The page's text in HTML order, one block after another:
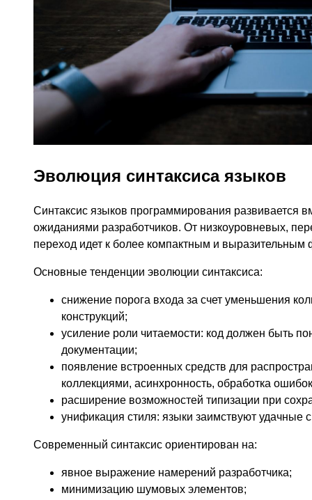
Эволюция синтаксиса языков
Синтаксис языков программирования развивается
ожиданиями разработчиков. От низкоуровневых,
переход идет к более компактным и
Основные тенденции эволюции синтаксиса:
снижение порога входа за счет уменьшения
конструкций;
усиление роли читаемости: код должен быть
документации;
появление встроенных средств для
коллекциями, асинхронность, обработка
расширение возможностей типизации при
унификация стиля: языки заимствуют удачные
Современный синтаксис ориентирован на:
явное выражение намерений разработчика;
минимизацию шумовых элементов;